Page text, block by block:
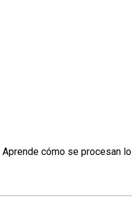
Aprende cómo se procesan